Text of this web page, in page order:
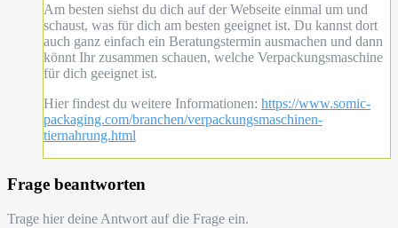
Am besten siehst du dich auf der Webseite einmal um und
schaust, was für dich am besten geeignet ist. Du kannst dort
auch ganz einfach ein Beratungstermin ausmachen und dann
könnt Ihr zusammen schauen, welche Verpackungsmaschine
für dich geeignet ist.
Hier findest du weitere Informationen: https://www.somic-
packaging.com/branchen/verpackungsmaschinen-
tiernahrung.html
Frage beantworten
Trage hier deine Antwort auf die Frage ein.